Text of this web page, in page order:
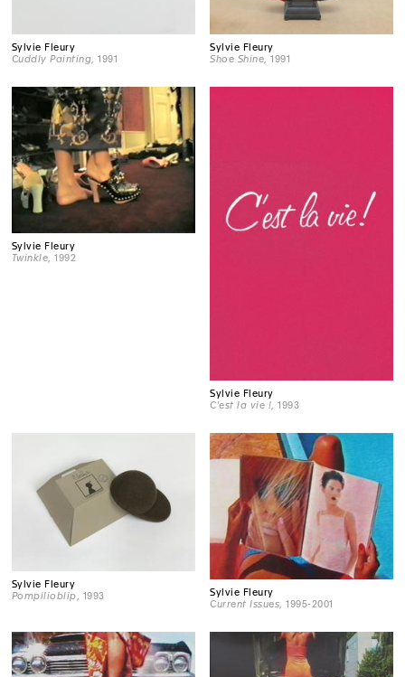
Sylvie Fleury
Cuddly Painting , 1991
Sylvie Fleury
Shoe Shine , 1991
Sylvie Fleury
Twinkle, 1992
Sylvie Fleury
C'est la vie ! , 1993
Sylvie Fleury
Pompilioblip , 1993
Sylvie Fleury
Current Issues , 1995-2001